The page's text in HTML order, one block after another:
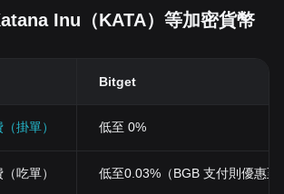
生態系。
引力在於
遊戲體驗，兼具高檔繪圖和逼真的
團隊遊戲，豐富了遊戲體驗的多樣性和深度。
Inu（KATA）等加密貨幣
Bitget
掛單） 低至 0%
吃單） 低至0.03%（BGB 支付則優惠至